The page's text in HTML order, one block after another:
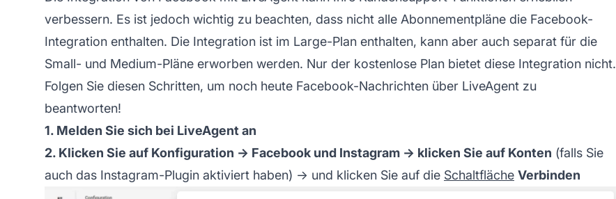
verbessern. Es ist jedoch wichtig zu beachten, dass nicht alle Abonnementpläne die Facebook-
Integration enthalten. Die Integration ist im Large-Plan enthalten, kann aber auch separat für die
Small- und Medium-Pläne erworben werden. Nur der kostenlose Plan bietet diese Integration nicht.
Folgen Sie diesen Schritten, um noch heute Facebook-Nachrichten über LiveAgent zu
beantworten!
1. Melden Sie sich bei LiveAgent an
2. Klicken Sie auf Konfiguration → Facebook und Instagram → klicken Sie auf Konten (falls Sie
auch das Instagram-Plugin aktiviert haben) → und klicken Sie auf die Schaltfläche Verbinden